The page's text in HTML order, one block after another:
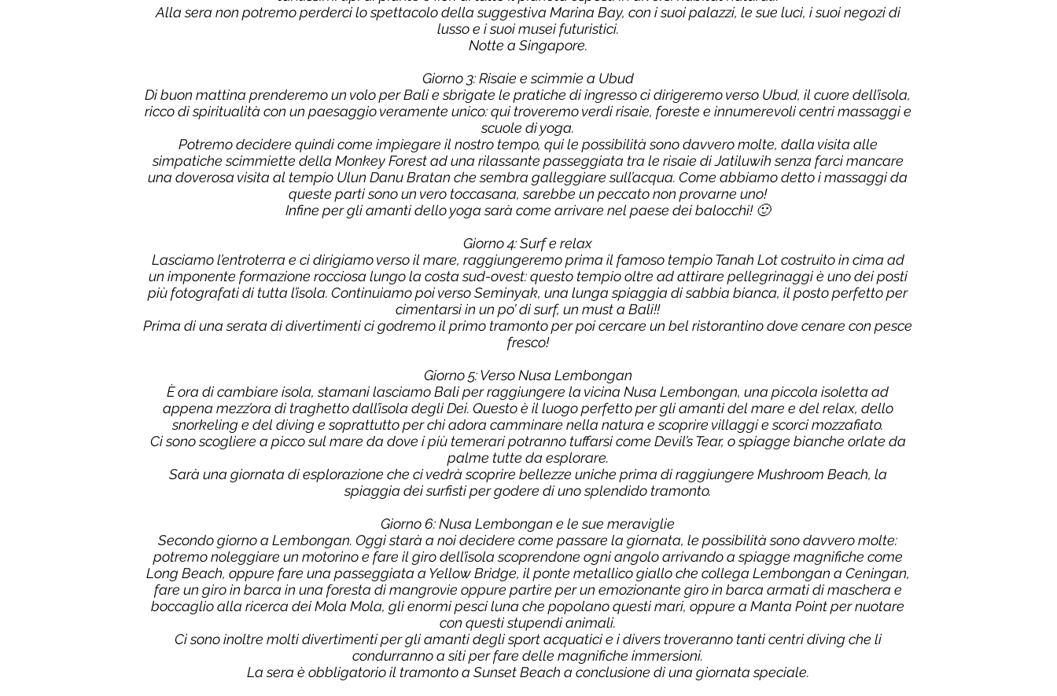
Alla sera non potremo perderci lo spettacolo della suggestiva Marina Bay, con i suoi palazzi, le sue luci, i suoi negozi di
lusso e i suoi musei futuristici.
Notte a Singapore.
Giorno 3: Risaie e scimmie a Ubud
Di buon mattina prenderemo un volo per Bali e sbrigate le pratiche di ingresso ci dirigeremo verso Ubud, il cuore dell’isola,
ricco di spiritualità con un paesaggio veramente unico: qui troveremo verdi risaie, foreste e innumerevoli centri massaggi e
scuole di yoga.
Potremo decidere quindi come impiegare il nostro tempo, qui le possibilità sono davvero molte, dalla visita alle
simpatiche scimmiette della Monkey Forest ad una rilassante passeggiata tra le risaie di Jatiluwih senza farci mancare
una doverosa visita al tempio Ulun Danu Bratan che sembra galleggiare sull’acqua. Come abbiamo detto i massaggi da
queste parti sono un vero toccasana, sarebbe un peccato non provarne uno!
Infine per gli amanti dello yoga sarà come arrivare nel paese dei balocchi! 🙂
Giorno 4: Surf e relax
Lasciamo l’entroterra e ci dirigiamo verso il mare, raggiungeremo prima il famoso tempio Tanah Lot costruito in cima ad
un imponente formazione rocciosa lungo la costa sud-ovest: questo tempio oltre ad attirare pellegrinaggi è uno dei posti
più fotografati di tutta l’isola. Continuiamo poi verso Seminyak, una lunga spiaggia di sabbia bianca, il posto perfetto per
cimentarsi in un po’ di surf, un must a Bali!!
Prima di una serata di divertimenti ci godremo il primo tramonto per poi cercare un bel ristorantino dove cenare con pesce
fresco!
Giorno 5: Verso Nusa Lembongan
È ora di cambiare isola, stamani lasciamo Bali per raggiungere la vicina Nusa Lembongan, una piccola isoletta ad
appena mezz’ora di traghetto dall’isola degli Dei. Questo è il luogo perfetto per gli amanti del mare e del relax, dello
snorkeling e del diving e soprattutto per chi adora camminare nella natura e scoprire villaggi e scorci mozzafiato.
Ci sono scogliere a picco sul mare da dove i più temerari potranno tuffarsi come Devil’s Tear, o spiagge bianche orlate da
palme tutte da esplorare.
Sarà una giornata di esplorazione che ci vedrà scoprire bellezze uniche prima di raggiungere Mushroom Beach, la
spiaggia dei surfisti per godere di uno splendido tramonto.
Giorno 6: Nusa Lembongan e le sue meraviglie
Secondo giorno a Lembongan. Oggi starà a noi decidere come passare la giornata, le possibilità sono davvero molte:
potremo noleggiare un motorino e fare il giro dell’isola scoprendone ogni angolo arrivando a spiagge magnifiche come
Long Beach, oppure fare una passeggiata a Yellow Bridge, il ponte metallico giallo che collega Lembongan a Ceningan,
fare un giro in barca in una foresta di mangrovie oppure partire per un emozionante giro in barca armati di maschera e
boccaglio alla ricerca dei Mola Mola, gli enormi pesci luna che popolano questi mari, oppure a Manta Point per nuotare
con questi stupendi animali.
Ci sono inoltre molti divertimenti per gli amanti degli sport acquatici e i divers troveranno tanti centri diving che li
condurranno a siti per fare delle magnifiche immersioni.
La sera è obbligatorio il tramonto a Sunset Beach a conclusione di una giornata speciale.